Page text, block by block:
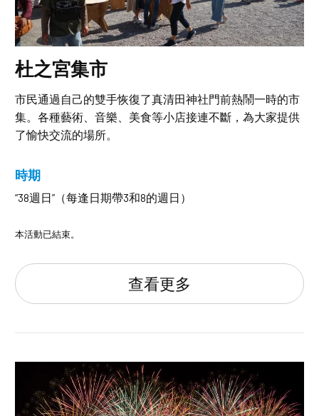
杜之宮集市
市民通過自己的雙手恢復了真清田神社門前熱鬧一時的市
集。各種藝術、音樂、美食等小店接連不斷，為大家提供
了愉快交流的場所。
時期
“38週日”（每逢日期帶3和8的週日）
本活動已結束。
查看更多